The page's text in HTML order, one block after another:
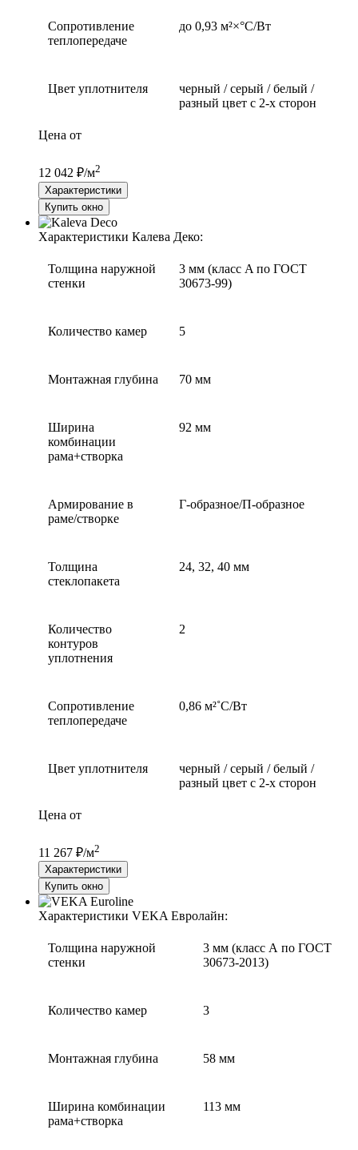
Сопротивление
теплопередаче
до 0,93 м²×°С/Вт
Цвет уплотнителя
черный / серый / белый /
разный цвет с 2-х сторон
Цена от
12 042 ₽/м2
Характеристики
Купить окно
Характеристики Калева Деко:
Толщина наружной
стенки
3 мм (класс A по ГОСТ
30673-99)
Количество камер 5
Монтажная глубина 70 мм
Ширина
комбинации
рама+створка
92 мм
Армирование в
раме/створке
Г-образное/П-образное
Толщина
стеклопакета
24, 32, 40 мм
Количество
контуров
уплотнения
2
Сопротивление
теплопередаче
0,86 м²˚С/Вт
Цвет уплотнителя
черный / серый / белый /
разный цвет с 2-х сторон
Цена от
11 267 ₽/м2
Характеристики
Купить окно
Характеристики VEKA Евролайн:
Толщина наружной
стенки
3 мм (класс А по ГОСТ
30673-2013)
Количество камер 3
Монтажная глубина 58 мм
Ширина комбинации
рама+створка
113 мм